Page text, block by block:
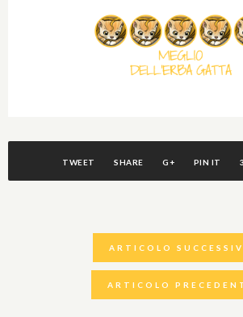
TWEET SHARE G+ PIN IT
ARTICOLO
ARTICOLO